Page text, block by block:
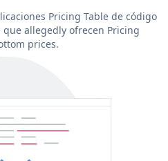
Pricing Table de código
allegedly ofrecen Pricing
prices.